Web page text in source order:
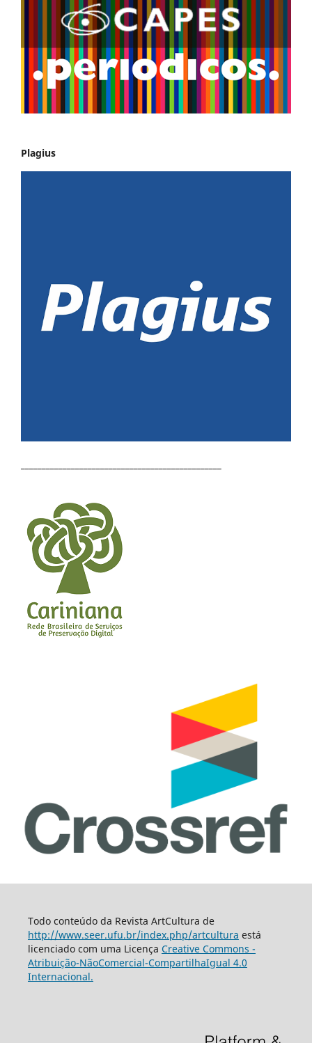
Plagius
Todo conteúdo da Revista ArtCultura de
http://www.seer.ufu.br/index.php/artcultura está
licenciado com uma Licença Creative Commons -
Atribuição-NãoComercial-CompartilhaIgual 4.0
Internacional.